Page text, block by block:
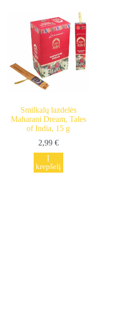
Smilkalų lazdelės
Maharani Dream, Tales
of India, 15 g
2,99 €
Į
krepšelį